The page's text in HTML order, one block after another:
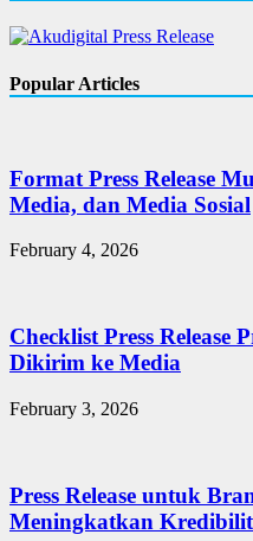
Popular Articles
Format Press Release
Media, dan Media Sosial
February 4, 2026
Checklist Press Release
Dikirim ke Media
February 3, 2026
Press Release untuk
Meningkatkan